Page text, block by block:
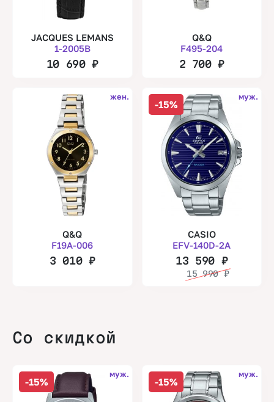
JACQUES LEMANS
1-2005B
10 690₽
Q&Q
F495-204
2 700₽
жен.
Q&Q
F19A-006
3 010 ₽
-15%
муж.
CASIO
EFV-140D-2A
13 590 ₽
15 990₽
Со скидкой
-15%
муж.
-15%
муж.